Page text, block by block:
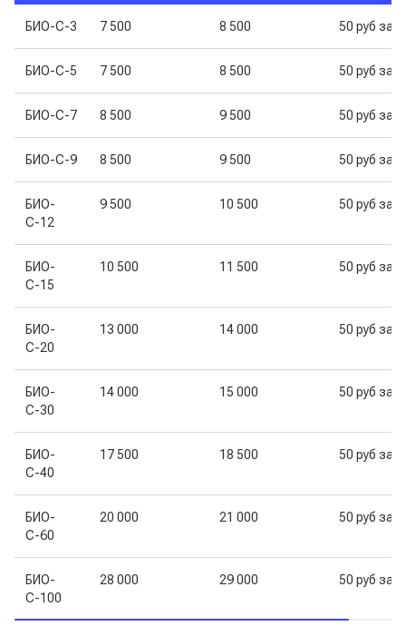
БИО-С-3 7 500 8 500 50 руб за
БИО-С-5 7 500 8 500 50 руб за
БИО-С-7 8 500 9 500 50 руб за
БИО-С-9 8 500 9 500 50 руб за
БИО-
С-12
9 500 10 500 50 руб за
БИО-
С-15
10 500 11 500 50 руб за
БИО-
С-20
13 000 14 000 50 руб за
БИО-
С-30
14 000 15 000 50 руб за
БИО-
С-40
17 500 18 500 50 руб за
БИО-
С-60
20 000 21 000 50 руб за
БИО-
С-100
28 000 29 000 50 руб за